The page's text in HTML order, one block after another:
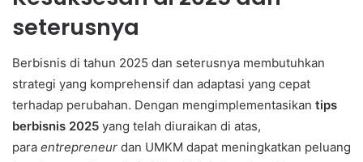
seterusnya
Berbisnis di tahun 2025 dan seterusnya membutuhkan
strategi yang komprehensif dan adaptasi yang cepat
terhadap perubahan. Dengan mengimplementasikan tips
berbisnis 2025 yang telah diuraikan di atas,
para entrepreneur dan UMKM dapat meningkatkan peluang